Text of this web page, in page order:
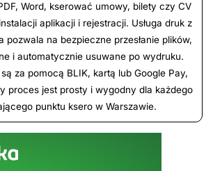
Word, kserować umowy, bilety czy CV
aplikacji i rejestracji. Usługa druk z
pozwala na bezpieczne przesłanie plików,
i automatycznie usuwane po wydruku.
za pomocą BLIK, kartą lub Google Pay,
proces jest prosty i wygodny dla każdego
punktu ksero w Warszawie.